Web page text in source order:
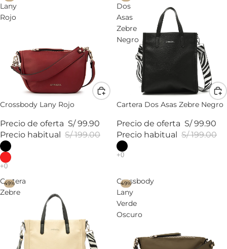
Lany
Rojo
Crossbody Lany Rojo
Precio de oferta S/ 99.90
Precio habitual
S/ 199.00
Dos
Asas
Zebre
Negro
Cartera Dos Asas Zebre Negro
Precio de oferta S/ 99.90
Precio habitual
S/ 199.00
Cartera
Zebre
49%
Crossbody
Lany
Verde
Oscuro
49%